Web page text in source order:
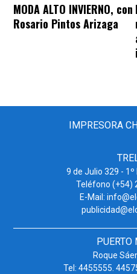
MODA ALTO INVIERNO, con
Rosario Pintos Arizaga
IMPRESORA
9 de Julio 329 - 1º
Teléfono (+54)
E-Mail:
PUERTO
Roque
Tel: 4455555.